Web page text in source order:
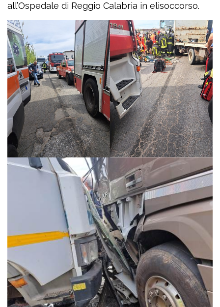
all’Ospedale di Reggio Calabria in elisoccorso.